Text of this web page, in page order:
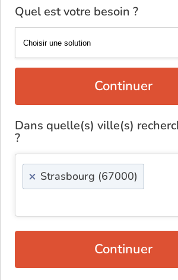
Quel est votre besoin ?
Continuer
Dans quelle(s) ville(s)
?
× Strasbourg (67000)
Continuer